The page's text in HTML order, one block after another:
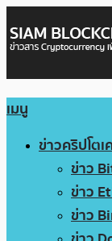
เมนู
ข่าวคริปโตเ
ข่าว
ข่าว
ข่าว